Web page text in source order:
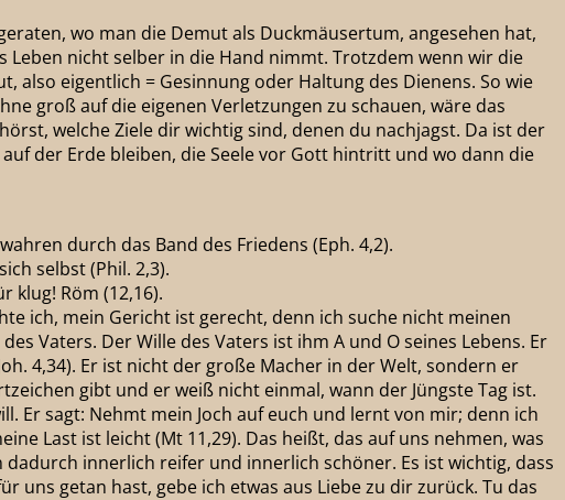
wo man die Demut als Duckmäusertum, angesehen hat,
nicht selber in die Hand nimmt. Trotzdem wenn wir die
eigentlich = Gesinnung oder Haltung des Dienens. So wie
groß auf die eigenen Verletzungen zu schauen, wäre das
welche Ziele dir wichtig sind, denen du nachjagst. Da ist der
der Erde bleiben, die Seele vor Gott hintritt und wo dann die
durch das Band des Friedens (Eph. 4,2).
selbst (Phil. 2,3).
klug! Röm (12,16).
ich, mein Gericht ist gerecht, denn ich suche nicht meinen
Vaters. Der Wille des Vaters ist ihm A und O seines Lebens. Er
4,34). Er ist nicht der große Macher in der Welt, sondern er
gibt und er weiß nicht einmal, wann der Jüngste Tag ist.
Er sagt: Nehmt mein Joch auf euch und lernt von mir; denn ich
Last ist leicht (Mt 11,29). Das heißt, das auf uns nehmen, was
innerlich reifer und innerlich schöner. Es ist wichtig, dass
uns getan hast, gebe ich etwas aus Liebe zu dir zurück. Tu das